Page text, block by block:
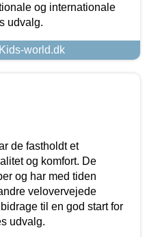
og internationale
udvalg.
world.dk
de fastholdt et
og komfort. De
og har med tiden
velovervejede
til en god start for
udvalg.